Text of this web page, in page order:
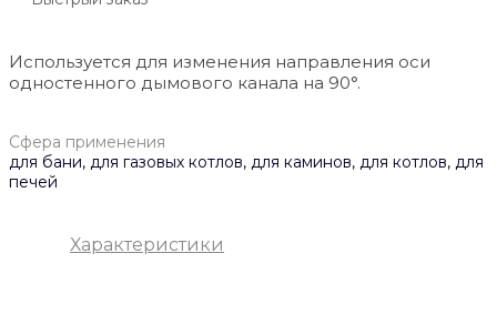
Используется для изменения направления оси
одностенного дымового канала на 90°.
Сфера применения
для бани, для газовых котлов, для каминов, для котлов, для
печей
Характеристики